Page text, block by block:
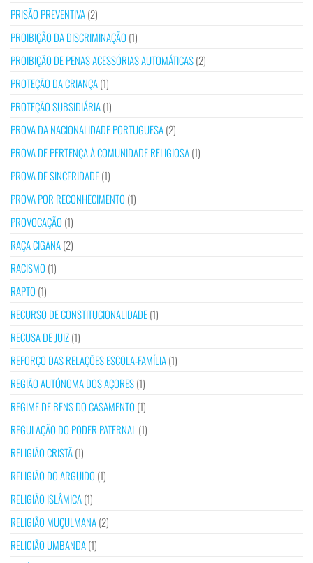
PRISÃO PREVENTIVA(2)
PROIBIÇÃO DA DISCRIMINAÇÃO (1)
PROIBIÇÃO DE PENAS ACESSÓRIAS AUTOMÁTICAS(2)
PROTEÇÃO DA CRIANÇA(1)
PROTEÇÃO SUBSIDIÁRIA(1)
PROVA DA NACIONALIDADE PORTUGUESA(2)
PROVA DE PERTENÇA À COMUNIDADE RELIGIOSA(1)
PROVA DE SINCERIDADE(1)
PROVA POR RECONHECIMENTO (1)
PROVOCAÇÃO (1)
RAÇA CIGANA(2)
RACISMO (1)
RAPTO (1)
RECURSO DE CONSTITUCIONALIDADE(1)
RECUSA DE JUIZ(1)
REFORÇO DAS RELAÇÕES ESCOLA-FAMÍLIA(1)
REGIÃO AUTÓNOMA DOS AÇORES(1)
REGIME DE BENS DO CASAMENTO (1)
REGULAÇÃO DO PODER PATERNAL (1)
RELIGIÃO CRISTÃ(1)
RELIGIÃO DO ARGUIDO (1)
RELIGIÃO ISLÂMICA(1)
RELIGIÃO MUÇULMANA(2)
RELIGIÃO UMBANDA(1)